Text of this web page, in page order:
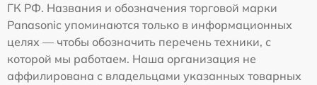
ГК РФ. Названия и обозначения торговой марки
Panasonic упоминаются только в информационных
целях — чтобы обозначить перечень техники, с
которой мы работаем. Наша организация не
аффилирована с владельцами указанных товарных